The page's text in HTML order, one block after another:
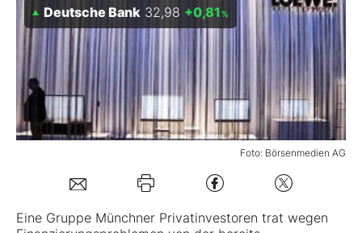
Experten
Mein B:O
Mein Konto
Kontakt
Foto: Börsenmedien AG
Deutsche Bank 32,98 +0,81 %
Eine Gruppe Münchner Privatinvestoren trat wegen